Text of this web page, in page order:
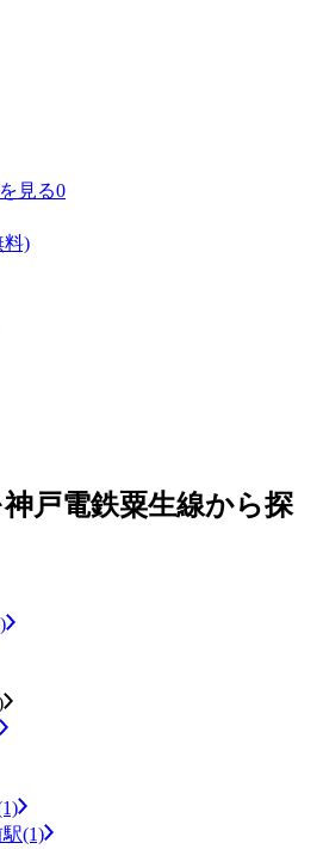
見る0
料)
戸電鉄粟生線から探
(1)